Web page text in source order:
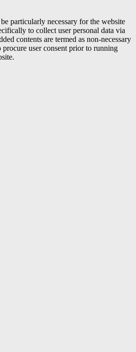
particularly necessary for the website
to collect user personal data via
contents are termed as non-necessary
user consent prior to running